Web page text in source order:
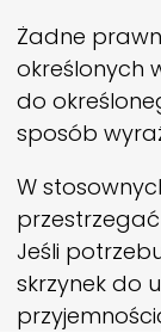
Żadne
określonych
do
sposób
W
przestrzegać
Jeśli
skrzynek do